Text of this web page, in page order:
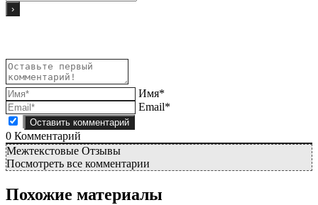
Имя*
Email*
0 Комментарий
Межтекстовые Отзывы
Посмотреть все комментарии
Похожие материалы